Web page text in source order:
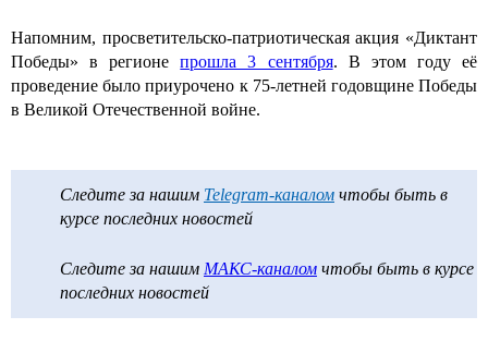
Напомним, просветительско-патриотическая акция «Диктант
Победы» в регионепрошла 3 сентября. В этом году её
проведение было приурочено к 75-летней годовщине Победы
в Великой Отечественной войне.
Следите за нашим Telegram-каналом чтобы быть в
курсе последних новостей
Следите за нашим МАКС-каналом чтобы быть в курсе
последних новостей